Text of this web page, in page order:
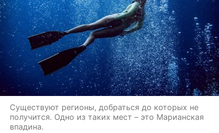
Существуют регионы, добраться до которых не
получится. Одно из таких мест – это Марианская
впадина.